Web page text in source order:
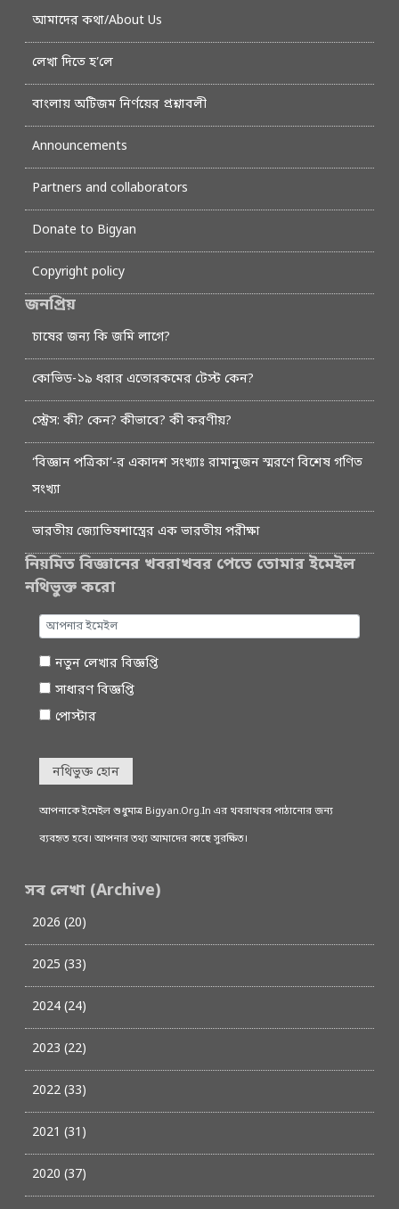
আমাদের কথা/About Us
লেখা দিতে হ’লে
বাংলায় অটিজম নির্ণয়ের প্রশ্নাবলী
Announcements
Partners and collaborators
Donate to Bigyan
Copyright policy
জনপ্রিয়
চাষের জন্য কি জমি লাগে?
কোভিড-১৯ ধরার এতোরকমের টেস্ট কেন?
স্ট্রেস: কী? কেন? কীভাবে? কী করণীয়?
‘বিজ্ঞান পত্রিকা’-র একাদশ সংখ্যাঃ রামানুজন স্মরণে বিশেষ গণিত
সংখ্যা
ভারতীয় জ্যোতিষশাস্ত্রের এক ভারতীয় পরীক্ষা
নিয়মিত বিজ্ঞানের খবরাখবর পেতে তোমার ইমেইল
নথিভুক্ত করো
নতুন লেখার বিজ্ঞপ্তি
সাধারণ বিজ্ঞপ্তি
পোস্টার
নথিভুক্ত হোন
আপনাকে ইমেইল শুধুমাত্র Bigyan.Org.In এর খবরাখবর পাঠানোর জন্য
ব্যবহৃত হবে। আপনার তথ্য আমাদের কাছে সুরক্ষিত।
সব লেখা (Archive)
2026 (20)
2025 (33)
2024 (24)
2023 (22)
2022 (33)
2021 (31)
2020 (37)